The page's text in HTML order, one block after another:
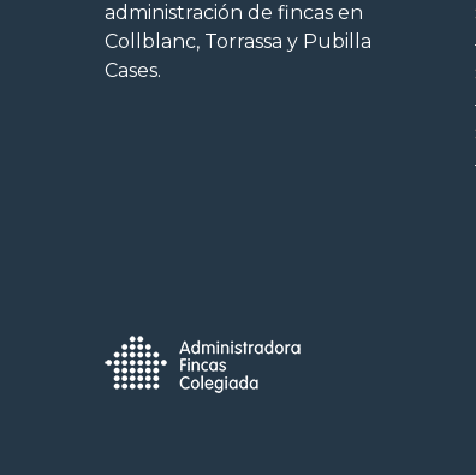
administración de fincas en
Collblanc, Torrassa y Pubilla
Cases.